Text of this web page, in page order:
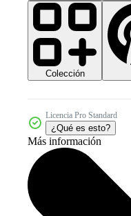
Colección
Licencia Pro Standard
¿Qué es esto?
Más información